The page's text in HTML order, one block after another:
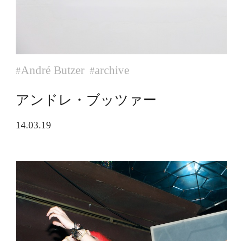
#André Butzer #archive
アンドレ・ブッツァー
14.03.19